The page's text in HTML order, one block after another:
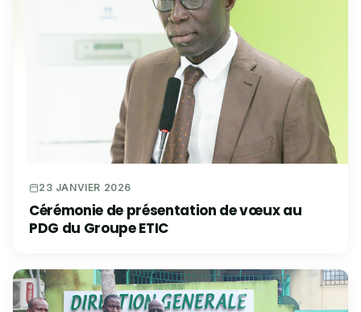
23 JANVIER 2026
Cérémonie de présentation de vœux au
PDG du Groupe ETIC